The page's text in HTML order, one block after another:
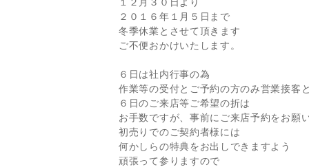
２０１６年１月５日まで
冬季休業とさせて頂きます
ご不便おかけいたします。
６日は社内行事の為
作業等の受付とご予約の方のみ営業接客
６日のご来店等ご希望の折は
お手数ですが、事前にご来店予約をお願
初売りでのご契約者様には
何かしらの特典をお出しできますよう
頑張って参りますので